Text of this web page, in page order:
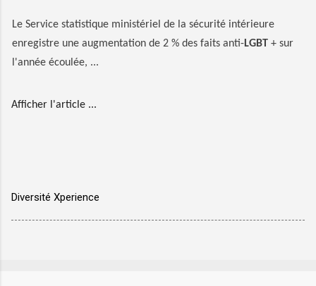
Le Service statistique ministériel de la sécurité intérieure
enregistre une augmentation de 2 % des faits anti-LGBT + sur
l'année écoulée, ...
Afficher l'article ...
Diversité Xperience